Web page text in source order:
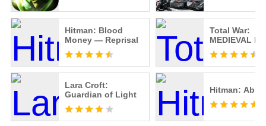
Hitman: Blood
Money — Reprisal
Total War:
MEDIEVAL II
Lara Croft:
Guardian of Light
Hitman: